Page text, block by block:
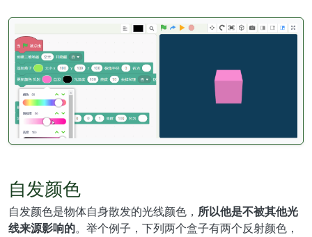
自发颜色
自发颜色是物体自身散发的光线颜色， 所以他是不被其他光
线来源影响的。举个例子，下列两个盒子有两个反射颜色，